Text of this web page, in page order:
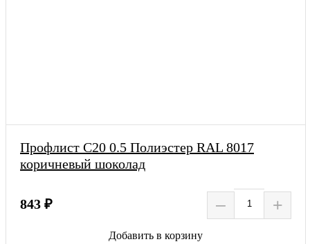
Профлист С20 0.5 Полиэстер RAL 8017
коричневый шоколад
843 ₽ – +
Добавить в корзину